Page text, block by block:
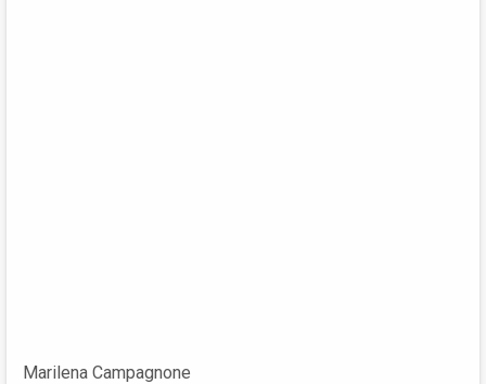
Marilena Campagnone